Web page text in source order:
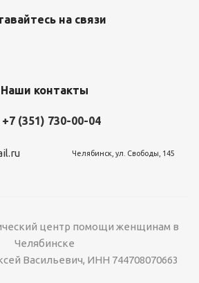
на связи
Наши контакты
+7 (351) 730-00-04
Челябинск, ул. Свободы, 145
центр помощи женщинам в
Челябинске
Васильевич, ИНН 744708070663